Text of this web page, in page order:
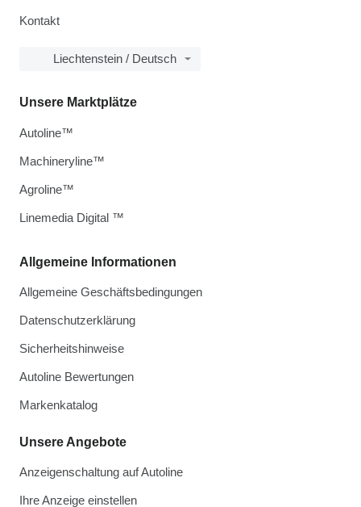
Kontakt
Liechtenstein / Deutsch
Allgemeine Informationen
Allgemeine Geschäftsbedingungen
Datenschutzerklärung
Sicherheitshinweise
Autoline Bewertungen
Markenkatalog
Unsere Angebote
Anzeigenschaltung auf Autoline
Ihre Anzeige einstellen
Unsere Marktplätze
Autoline™
Machineryline™
Agroline™
Linemedia Digital ™